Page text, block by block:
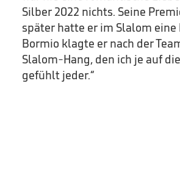
Silber 2022 nichts. Seine
später hatte er im Slalom
Bormio klagte er nach der
Slalom-Hang, den ich je auf
gefühlt jeder.“